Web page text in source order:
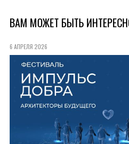
ВАМ МОЖЕТ БЫТЬ
6 АПРЕЛЯ 2026